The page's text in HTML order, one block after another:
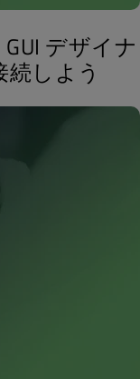
デザイナ
しよう